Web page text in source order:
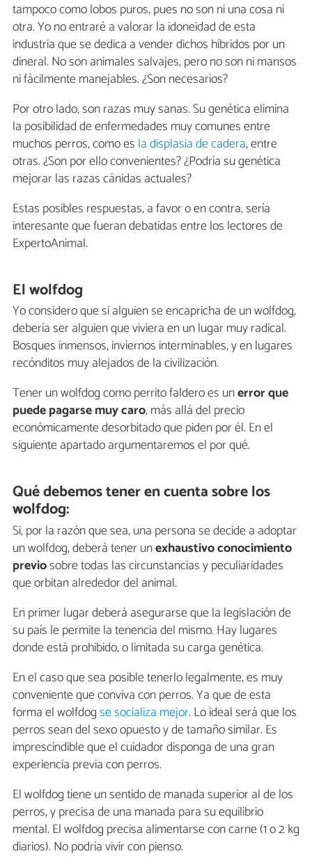
tampoco como lobos puros, pues no son ni una cosa ni
otra. Yo no entraré a valorar la idoneidad de esta
industria que se dedica a vender dichos híbridos por un
dineral. No son animales salvajes, pero no son ni mansos
ni fácilmente manejables. ¿Son necesarios?
Por otro lado, son razas muy sanas. Su genética elimina
la posibilidad de enfermedades muy comunes entre
muchos perros, como es la displasia de cadera, entre
otras. ¿Son por ello convenientes? ¿Podría su genética
mejorar las razas cánidas actuales?
Estas posibles respuestas, a favor o en contra, sería
interesante que fueran debatidas entre los lectores de
ExpertoAnimal.
El wolfdog
Yo considero que si alguien se encapricha de un wolfdog,
debería ser alguien que viviera en un lugar muy radical.
Bosques inmensos, inviernos interminables, y en lugares
recónditos muy alejados de la civilización.
Tener un wolfdog como perrito faldero es unerrorque
puede pagarse muy caro, más allá del precio
económicamente desorbitado que piden por él. En el
siguiente apartado argumentaremos el por qué.
Qué debemos tener en cuenta sobre los
wolfdog:
Si, por la razón que sea, una persona se decide a adoptar
un wolfdog, deberá tener unexhaustivo conocimiento
previosobre todas las circunstancias y peculiaridades
que orbitan alrededor del animal.
En primer lugar deberá asegurarse que la legislación de
su país le permite la tenencia del mismo. Hay lugares
donde está prohibido, o limitada su carga genética.
En el caso que sea posible tenerlo legalmente, es muy
conveniente que conviva con perros. Ya que de esta
forma el wolfdogse socializa mejor. Lo ideal será que los
perros sean del sexo opuesto y de tamaño similar. Es
imprescindible que el cuidador disponga de una gran
experiencia previa con perros.
El wolfdog tiene un sentido de manada superior al de los
perros, y precisa de una manada para su equilibrio
mental. El wolfdog precisa alimentarse con carne (1 o 2 kg
diarios). No podría vivir con pienso.